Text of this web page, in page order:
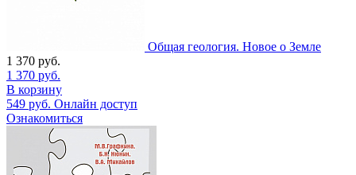
Общая геология. Новое о Земле
1 370 руб.
1 370 руб.
В корзину
549 руб. Онлайн доступ
Ознакомиться